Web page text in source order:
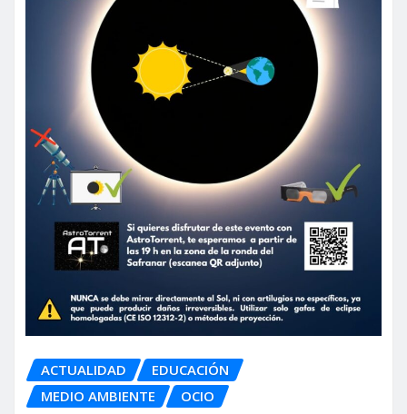
ACTUALIDAD
EDUCACIÓN
MEDIO AMBIENTE
OCIO